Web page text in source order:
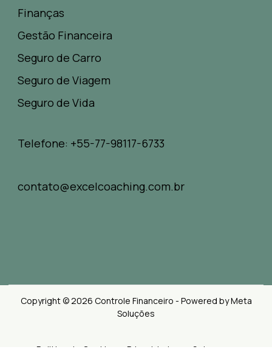
Finanças
Gestão Financeira
Seguro de Carro
Seguro de Viagem
Seguro de Vida
Telefone: +55-77-98117-6733
contato@excelcoaching.com.br
Copyright © 2026 Controle Financeiro - Powered by Meta
Soluções
Politica de Cookies e Privacidades Sobre nos